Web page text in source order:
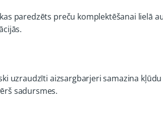
paredzēts preču komplektēšanai lielā
uzraudzīti aizsargbarjeri samazina
sadursmes.